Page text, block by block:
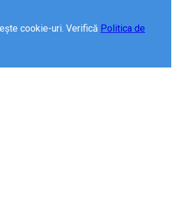
cookie-uri. Verifică Politica de